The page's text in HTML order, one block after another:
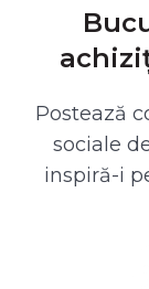
Postează
sociale
inspiră-i